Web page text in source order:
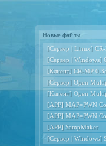
Новые файлы
[Сервер | Linux]
[Сервер | Windows]
[Клиент] CR-MP
[Сервер] Open
[Клиент] Open
[APP] MAP=PWN
[APP] MAP=PWN
[APP] SampMaker
[Сервер | Windows]